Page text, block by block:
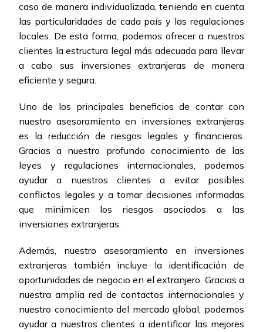
caso de manera individualizada, teniendo en cuenta
las particularidades de cada país y las regulaciones
locales. De esta forma, podemos ofrecer a nuestros
clientes la estructura legal más adecuada para llevar
a cabo sus inversiones extranjeras de manera
eficiente y segura.
Uno de los principales beneficios de contar con
nuestro asesoramiento en inversiones extranjeras
es la reducción de riesgos legales y financieros.
Gracias a nuestro profundo conocimiento de las
leyes y regulaciones internacionales, podemos
ayudar a nuestros clientes a evitar posibles
conflictos legales y a tomar decisiones informadas
que minimicen los riesgos asociados a las
inversiones extranjeras.
Además, nuestro asesoramiento en inversiones
extranjeras también incluye la identificación de
oportunidades de negocio en el extranjero. Gracias a
nuestra amplia red de contactos internacionales y
nuestro conocimiento del mercado global, podemos
ayudar a nuestros clientes a identificar las mejores